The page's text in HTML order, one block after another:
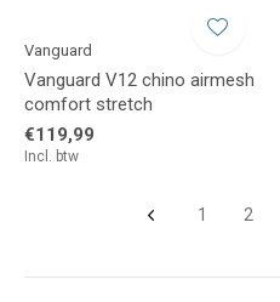
Vanguard
Vanguard V12 chino airmesh
comfort stretch
€119,99
Incl. btw
1 2